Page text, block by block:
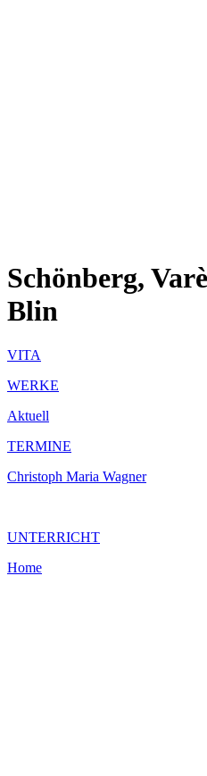
Schönberg,
Blin
VITA
WERKE
Aktuell
TERMINE
Christoph Maria Wagner
UNTERRICHT
Home